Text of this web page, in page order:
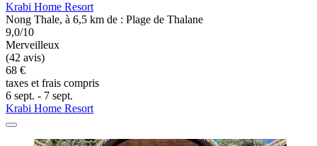
Krabi Home Resort
Nong Thale, à 6,5 km de : Plage de Thalane
9,0/10
Merveilleux
(42 avis)
68 €
taxes et frais compris
6 sept. - 7 sept.
Krabi Home Resort